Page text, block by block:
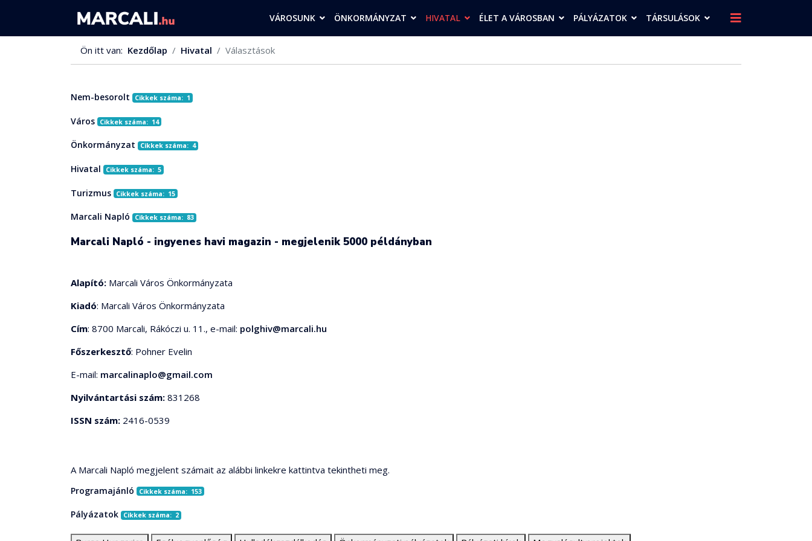
VÁROSUNK ÖNKORMÁNYZAT HIVATAL ÉLET A VÁROSBAN PÁLYÁZATOK TÁRSULÁSOK
Ön itt van: Kezdőlap Hivatal Választások
Nem-besorolt Cikkek száma: 1
Város Cikkek száma: 14
Önkormányzat Cikkek száma: 4
Hivatal Cikkek száma: 5
Turizmus Cikkek száma: 15
Marcali Napló Cikkek száma: 83
Marcali Napló - ingyenes havi magazin - megjelenik 5000 példányban
Alapító: Marcali Város Önkormányzata
Kiadó: Marcali Város Önkormányzata
Cím: 8700 Marcali, Rákóczi u. 11., e-mail: polghiv@marcali.hu
Főszerkesztő: Pohner Evelin
E-mail: marcalinaplo@gmail.com
Nyilvántartási szám: 831268
ISSN szám: 2416-0539
A Marcali Napló megjelent számait az alábbi linkekre kattintva tekintheti meg.
Programajánló Cikkek száma: 153
Pályázatok Cikkek száma: 2